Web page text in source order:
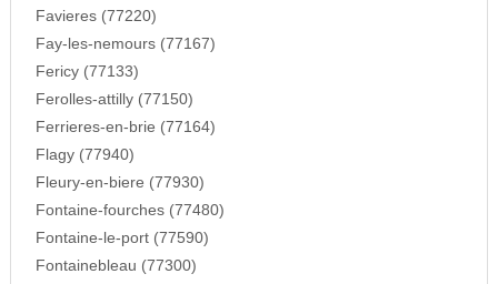
Favieres (77220)
Fay-les-nemours (77167)
Fericy (77133)
Ferolles-attilly (77150)
Ferrieres-en-brie (77164)
Flagy (77940)
Fleury-en-biere (77930)
Fontaine-fourches (77480)
Fontaine-le-port (77590)
Fontainebleau (77300)